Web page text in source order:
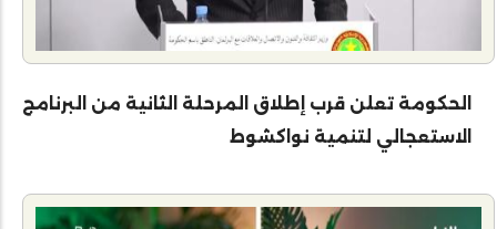
الحكومة تعلن قرب إطلاق المرحلة الثانية من البرنامج
الاستعجالي لتنمية نواكشوط